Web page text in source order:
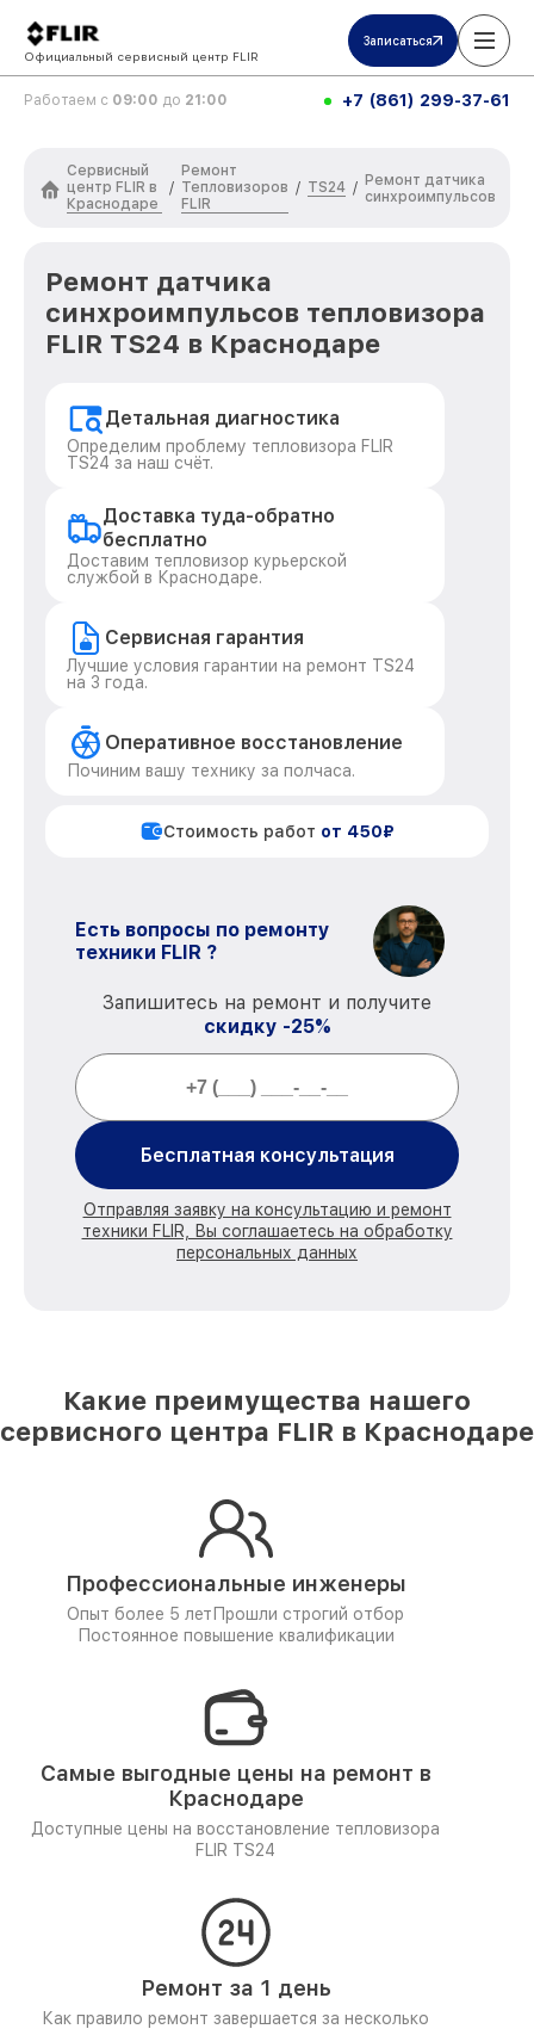
Официальный сервисный центр FLIR
Записаться
Работаем с 09:00 до 21:00 +7 (861) 299-37-61
Сервисный
центр FLIR в
Краснодаре
/
Ремонт
Тепловизоров
FLIR
/ TS24 / Ремонт датчика
синхроимпульсов
Ремонт датчика
синхроимпульсов тепловизора
FLIR TS24 в Краснодаре
Детальная диагностика
Определим проблему тепловизора FLIR
TS24 за наш счёт.
Доставка туда-обратно
бесплатно
Доставим тепловизор курьерской
службой в Краснодаре.
Сервисная гарантия
Лучшие условия гарантии на ремонт TS24
на 3 года.
Оперативное восстановление
Починим вашу технику за полчаса.
Стоимость работ от 450₽
Есть вопросы по ремонту
техники FLIR ?
Запишитесь на ремонт и получите
скидку -25%
Бесплатная консультация
Отправляя заявку на консультацию и ремонт
техники FLIR, Вы соглашаетесь на обработку
персональных данных
Какие преимущества нашего
сервисного центра FLIR в Краснодаре
Профессиональные инженеры
Опыт более 5 лет Прошли строгий отбор
Постоянное повышение квалификации
Самые выгодные цены на ремонт в
Краснодаре
Доступные цены на восстановление тепловизора
FLIR TS24
Ремонт за 1 день
Как правило ремонт завершается за несколько